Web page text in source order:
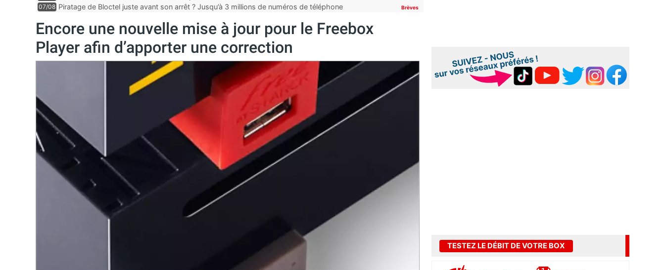
07/08 Piratage de Bloctel juste avant son arrêt ? Jusqu’à 3 millions de numéros de téléphone
Brèves
Encore une nouvelle mise à jour pour le Freebox
Player afin d’apporter une correction
TESTEZ LE DÉBIT DE VOTRE BOX